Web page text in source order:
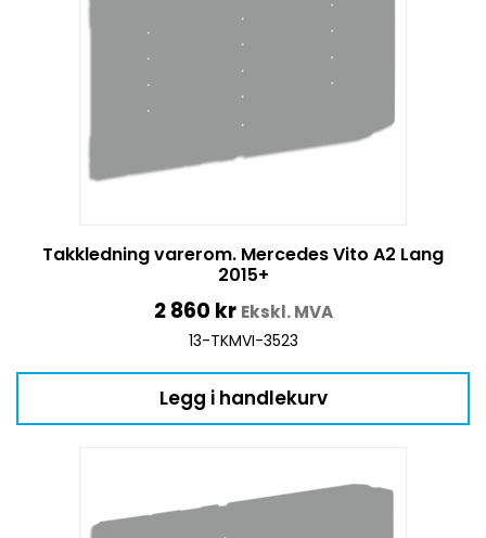
Takkledning varerom. Mercedes Vito A2 Lang
2015+
2 860 kr Ekskl. MVA
13-TKMVI-3523
Legg i handlekurv